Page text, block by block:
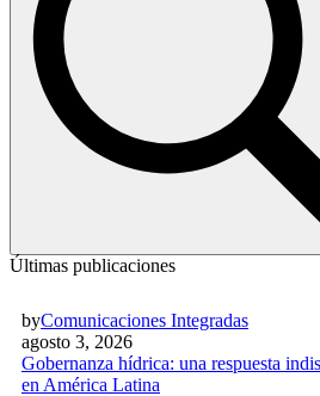
Últimas publicaciones
byComunicaciones Integradas
agosto 3, 2026
Gobernanza hídrica: una respuesta
en América Latina